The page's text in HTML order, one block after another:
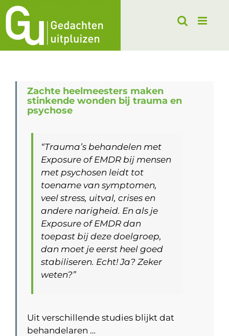
Ga
naar
inhoud
Zachte heelmeesters maken
stinkende wonden bij trauma en
psychose
“Trauma’s behandelen met
Exposure of EMDR bij mensen
met psychosen leidt tot
toename van symptomen,
veel stress, uitval, crises en
andere narigheid. En als je
Exposure of EMDR dan
toepast bij deze doelgroep,
dan moet je eerst heel goed
stabiliseren. Echt! Ja? Zeker
weten?”
Uit verschillende studies blijkt dat
behandelaren …